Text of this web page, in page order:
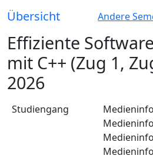
Übersicht Andere
Effiziente
mit C++ (Zug 1,
2026
Studiengang